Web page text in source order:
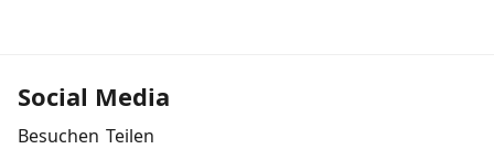
Social Media
Besuchen Teilen